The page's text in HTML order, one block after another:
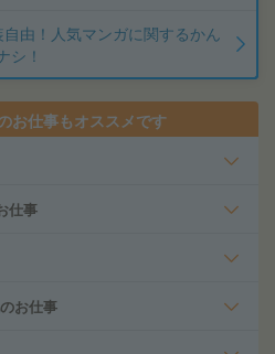
由！人気マンガに関するかん
シ！
お仕事もオススメです
仕事
お仕事